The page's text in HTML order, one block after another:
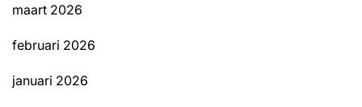
maart 2026
februari 2026
januari 2026